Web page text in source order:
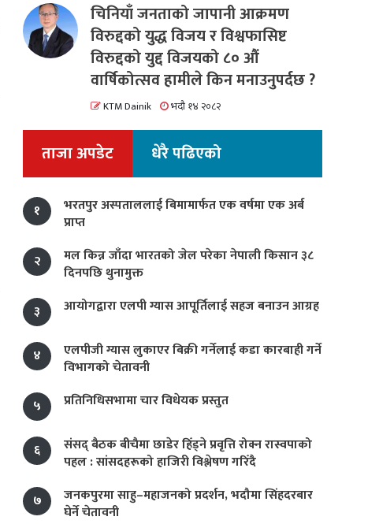
चिनियाँ जनताको जापानी आक्रमण
विरुद्दको युद्ध विजय र विश्वफासिष्ट
विरुद्दको युद्द विजयको ८० औं
वार्षिकोत्सव हामीले किन मनाउनुपर्दछ ?
KTM Dainik भदौ १४ २०८२
ताजा अपडेट धेरै पढिएको
१
भरतपुर अस्पताललाई बिमामार्फत एक वर्षमा एक अर्ब
प्राप्त
२
मल किन्न जाँदा भारतको जेल परेका नेपाली किसान ३८
दिनपछि थुनामुक्त
३
आयोगद्वारा एलपी ग्यास आपूर्तिलाई सहज बनाउन आग्रह
४
एलपीजी ग्यास लुकाएर बिक्री गर्नेलाई कडा कारबाही गर्ने
विभागको चेतावनी
५
प्रतिनिधिसभामा चार विधेयक प्रस्तुत
६
संसद् बैठक बीचैमा छाडेर हिँड्ने प्रवृत्ति रोक्न रास्वपाको
पहल : सांसदहरूको हाजिरी विश्लेषण गरिँदै
७
जनकपुरमा साहु–महाजनको प्रदर्शन, भदौमा सिंहदरबार
घेर्ने चेतावनी